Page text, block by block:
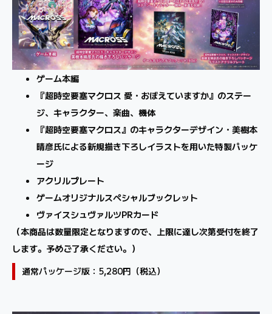
ゲーム本編
『超時空要塞マクロス 愛・おぼえていますか』のステー
ジ、キャラクター、楽曲、機体
『超時空要塞マクロス』のキャラクターデザイン・美樹本
晴彦氏による新規描き下ろしイラストを用いた特製パッケ
ージ
アクリルプレート
ゲームオリジナルスペシャルブックレット
ヴァイスシュヴァルツPRカード
（本商品は数量限定となりますので、上限に達し次第受付を終了
します。予めご了承ください。）
通常パッケージ版：5,280円（税込）